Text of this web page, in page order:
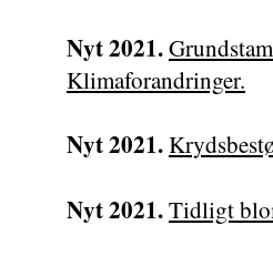
Nyt 2021.
Klimaforandringer.
Nyt 2021.
Nyt 2021.Tidligt